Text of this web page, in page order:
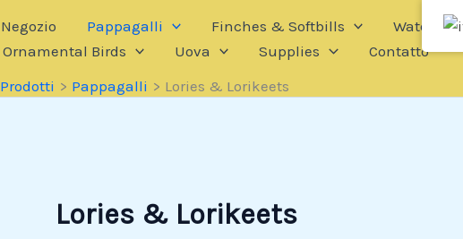
Negozio Pappagalli Finches & Softbills
Waterfowl
Ornamental Birds Uova Supplies
Contatto
Prodotti Pappagalli Lories & Lorikeets
Lories & Lorikeets